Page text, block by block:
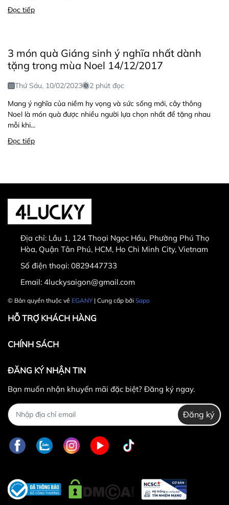
Đọc tiếp
3 món quà Giáng sinh ý nghĩa nhất dành
tặng trong mùa Noel 14/12/2017
Thứ Sáu, 10/02/2023
2 phút đọc
Mang ý nghĩa của niềm hy vọng và sức sống mới, cây thông
Noel là món quà được nhiều người lựa chọn nhất để tặng nhau
mỗi khi...
Đọc tiếp
Địa chỉ: Lầu 1, 124 Thoại Ngọc Hầu, Phường Phú Thọ
Hòa, Quận Tân Phú, HCM, Ho Chi Minh City, Vietnam
Số điện thoại: 0829447733
Email: 4luckysaigon@gmail.com
© Bản quyền thuộc về EGANY| Cung cấp bởi Sapo
HỖ TRỢ KHÁCH HÀNG
CHÍNH SÁCH
ĐĂNG KÝ NHẬN TIN
Bạn muốn nhận khuyến mãi đặc biệt? Đăng ký ngay.
Đăng ký